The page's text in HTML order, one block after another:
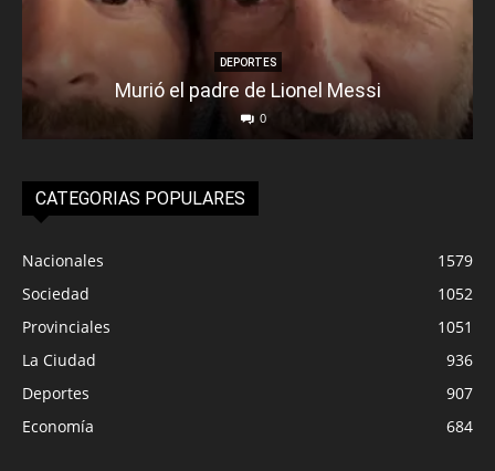
DEPORTES
Murió el padre de Lionel Messi
0
CATEGORIAS POPULARES
Nacionales
1579
Sociedad
1052
Provinciales
1051
La Ciudad
936
Deportes
907
Economía
684